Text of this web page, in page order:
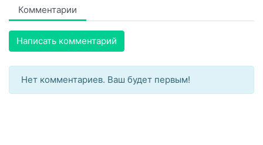
Комментарии
Написать комментарий
Нет комментариев. Ваш будет первым!